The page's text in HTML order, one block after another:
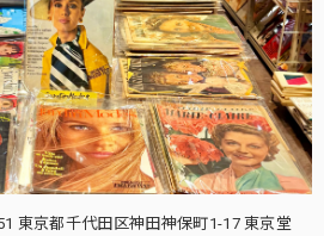
東京都千代田区神田神保町1-17 東京堂